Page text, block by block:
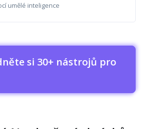
umělé inteligence
si 30+ nástrojů pro